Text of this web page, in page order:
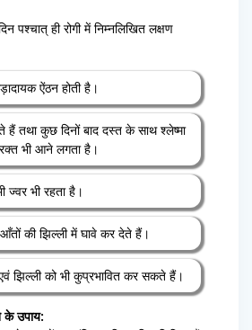
पश्चात् ही रोगी में निम्नलिखित लक्षण
ऐंठन होती है।
हैं तथा कुछ दिनों बाद दस्त के साथ श्लेष्मा
भी आने लगता है।
ज्वर भी रहता है।
आँतों की झिल्ली में घावे कर देते हैं।
झिल्ली को भी कुप्रभावित कर सकते हैं।
के उपाय: